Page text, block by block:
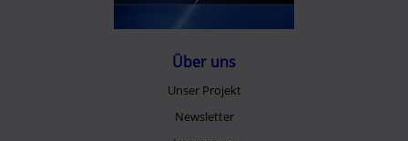
Über uns
Unser Projekt
Newsletter